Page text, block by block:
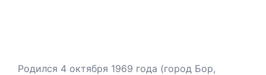
Родился 4 октября 1969 года (город Бор,